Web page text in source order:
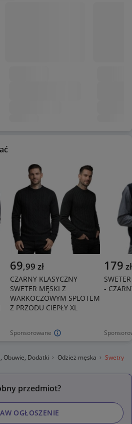
Sponsorowane
69,99 zł
CZARNY KLASYCZNY
SWETER MĘSKI Z
WARKOCZOWYM SPLOTEM
Z PRZODU CIEPŁY XL
179 zł
-
Obuwie, Dodatki Odzież męska Swetry
przedmiot?
OGŁOSZENIE